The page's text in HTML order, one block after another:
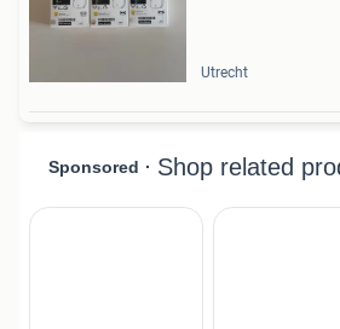
Utrecht